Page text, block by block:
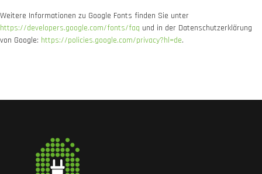
Weitere Informationen zu Google Fonts finden Sie unter
https://developers.google.com/fonts/faq und in der Datenschutzerklärung
von Google: https://policies.google.com/privacy?hl=de.